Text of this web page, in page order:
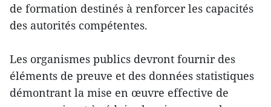
de formation destinés à renforcer les capacités
des autorités compétentes.
Les organismes publics devront fournir des
éléments de preuve et des données statistiques
démontrant la mise en œuvre effective de